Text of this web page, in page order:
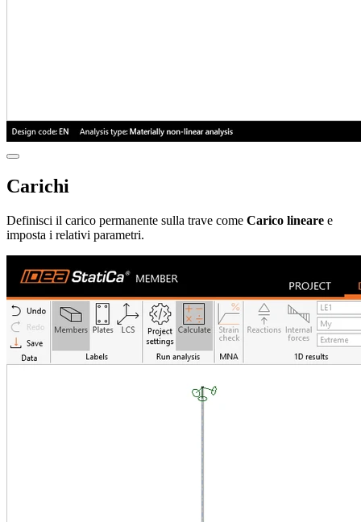
Carichi
Definisci il carico permanente sulla trave come Carico lineare e
imposta i relativi parametri.